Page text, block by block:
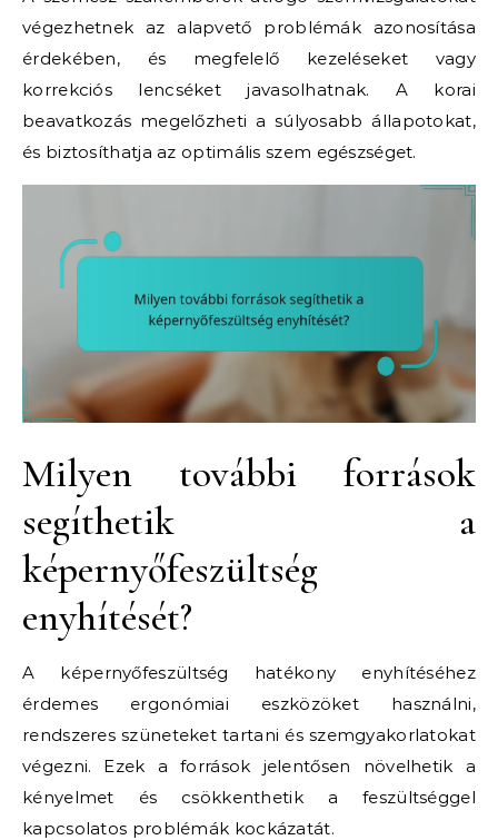
végezhetnek az alapvető problémák azonosítása
érdekében, és megfelelő kezeléseket vagy
korrekciós lencséket javasolhatnak. A korai
beavatkozás megelőzheti a súlyosabb állapotokat,
és biztosíthatja az optimális szem egészséget.
Milyen további források
segíthetik a
képernyőfeszültség
enyhítését?
A képernyőfeszültség hatékony enyhítéséhez
érdemes ergonómiai eszközöket használni,
rendszeres szüneteket tartani és szemgyakorlatokat
végezni. Ezek a források jelentősen növelhetik a
kényelmet és csökkenthetik a feszültséggel
kapcsolatos problémák kockázatát.